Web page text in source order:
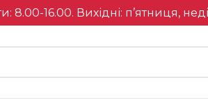
8.00-16.00. Вихідні: п’ятниця,